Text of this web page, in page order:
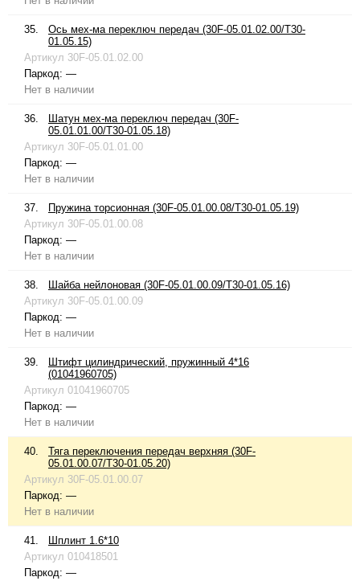
35.
Ось мех-ма переключ передач (30F-05.01.02.00/T30-
01.05.15)
Артикул 30F-05.01.02.00
Паркод: —
Нет в наличии
36.
Шатун мех-ма переключ передач (30F-
05.01.01.00/T30-01.05.18)
Артикул 30F-05.01.01.00
Паркод: —
Нет в наличии
37.
Пружина торсионная (30F-05.01.00.08/T30-01.05.19)
Артикул 30F-05.01.00.08
Паркод: —
Нет в наличии
38.
Шайба нейлоновая (30F-05.01.00.09/T30-01.05.16)
Артикул 30F-05.01.00.09
Паркод: —
Нет в наличии
39.
Штифт цилиндрический, пружинный 4*16
(01041960705)
Артикул 01041960705
Паркод: —
Нет в наличии
40.
Тяга переключения передач верхняя (30F-
05.01.00.07/T30-01.05.20)
Артикул 30F-05.01.00.07
Паркод: —
Нет в наличии
41.
Шплинт 1.6*10
Артикул 010418501
Паркод: —